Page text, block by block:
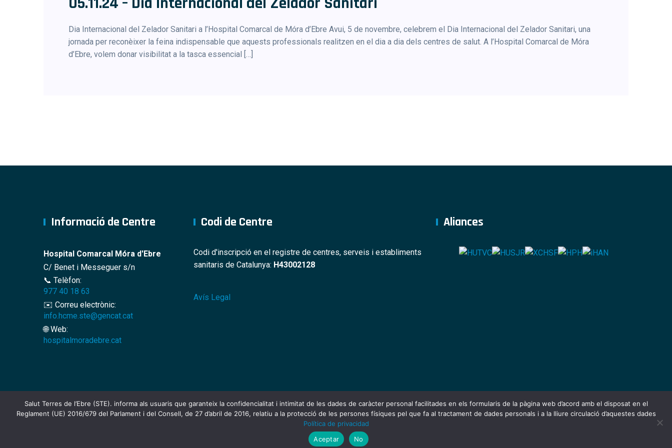
Dia Internacional del Zelador Sanitari a l’Hospital Comarcal de Móra d’Ebre Avui, 5 de novembre, celebrem el Dia Internacional del Zelador Sanitari, una
jornada per reconèixer la feina indispensable que aquests professionals realitzen en el dia a dia dels centres de salut. A l’Hospital Comarcal de Móra
d’Ebre, volem donar visibilitat a la tasca essencial […]
Informació de Centre
Hospital Comarcal Móra d'Ebre
C/ Benet i Messeguer s/n
📞 Telèfon:
977 40 18 63
✉️ Correu electrònic:
info.hcme.ste@gencat.cat
🌐 Web:
hospitalmoradebre.cat
Codi de Centre
Codi d'inscripció en el registre de centres, serveis i establiments
sanitaris de Catalunya: H43002128
Avís Legal
Aliances
© 2025 Hospital Comarcal de Móra d'Ebre
Salut Terres de l’Ebre (STE). informa als usuaris que garanteix la confidencialitat i intimitat de les dades de caràcter personal facilitades en els formularis de la pàgina web d’acord amb el disposat en el
Reglament (UE) 2016/679 del Parlament i del Consell, de 27 d’abril de 2016, relatiu a la protecció de les persones físiques pel que fa al tractament de dades personals i a la lliure circulació d’aquestes dades
Política de privacidad
Aceptar
No